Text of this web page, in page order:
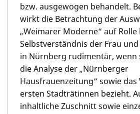
bzw. ausgewogen behandelt.
wirkt die Betrachtung der
„Weimarer Moderne“ auf Rolle
Selbstverständnis der Frau
in Nürnberg rudimentär, wenn
die Analyse der „Nürnberger
Hausfrauenzeitung“ sowie
ersten Stadträtinnen bezieht.
inhaltliche Zuschnitt sowie